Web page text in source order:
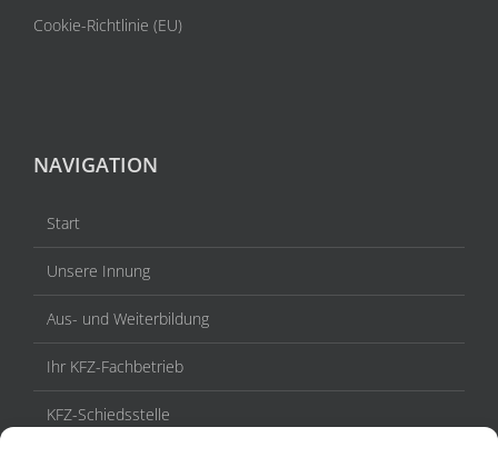
Cookie-Richtlinie (EU)
NAVIGATION
Start
Unsere Innung
Aus- und Weiterbildung
Ihr KFZ-Fachbetrieb
KFZ-Schiedsstelle